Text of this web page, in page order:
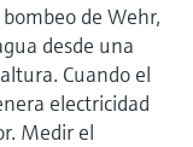
de Wehr,
desde una
Cuando el
electricidad
Medir el